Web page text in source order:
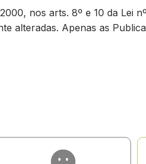
nos arts. 8º e 10 da Lei
alteradas. Apenas as